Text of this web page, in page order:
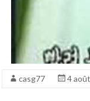
casg77 4